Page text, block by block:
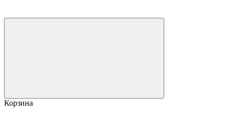
Корзина